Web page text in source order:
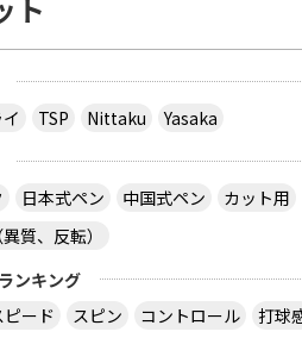
ト
TSP Nittaku
Yasaka
日本式ペン 中国式ペン
カット用
質、反転）
ンキング
ピード スピン コントロール 打球